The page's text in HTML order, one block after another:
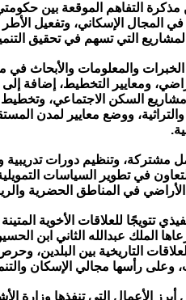
المجال الإسكاني، وتفعيل
التي تسهم في تحقيق
والمعلومات والأبحاث في
ومعايير التخطيط، إضافة إلى
السكن الاجتماعي، وتخطيط
ووضع معايير لمدن
مشتركة، وتنظيم دورات
في تطوير السياسات
في المناطق الحضرية
تتويجًا للعلاقات الأخوية
الملك عبدالله الثاني ابن
التاريخية بين البلدين، وحرص
وعلى رأسها مجالي الإسكان
الأعمال التي تنفذها وزارة